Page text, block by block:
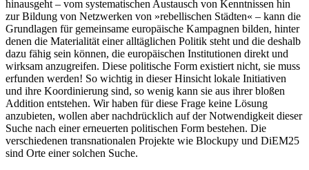
hinausgeht – vom systematischen Austausch von Kenntnissen hin
zur Bildung von Netzwerken von »rebellischen Städten« – kann die
Grundlagen für gemeinsame europäische Kampagnen bilden, hinter
denen die Materialität einer alltäglichen Politik steht und die deshalb
dazu fähig sein können, die europäischen Institutionen direkt und
wirksam anzugreifen. Diese politische Form existiert nicht, sie muss
erfunden werden! So wichtig in dieser Hinsicht lokale Initiativen
und ihre Koordinierung sind, so wenig kann sie aus ihrer bloßen
Addition entstehen. Wir haben für diese Frage keine Lösung
anzubieten, wollen aber nachdrücklich auf der Notwendigkeit dieser
Suche nach einer erneuerten politischen Form bestehen. Die
verschiedenen transnationalen Projekte wie Blockupy und DiEM25
sind Orte einer solchen Suche.